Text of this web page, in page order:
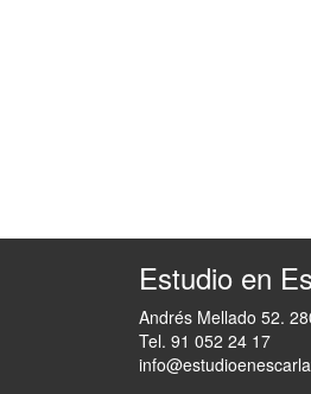
Estudio en
Andrés Mellado 52.
Tel. 91 052 24 17